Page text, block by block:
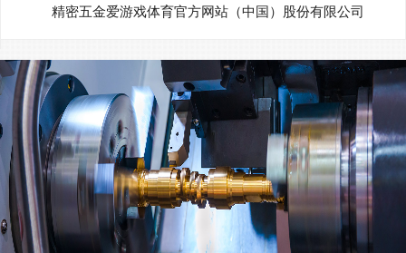
精密五金爱游戏体育官方网站（中国）股份有限公司